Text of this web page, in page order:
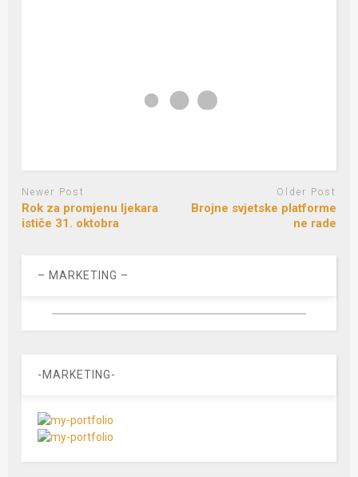
Newer Post
Rok za promjenu ljekara
ističe 31. oktobra
Older Post
Brojne svjetske platforme
ne rade
– MARKETING –
-MARKETING-